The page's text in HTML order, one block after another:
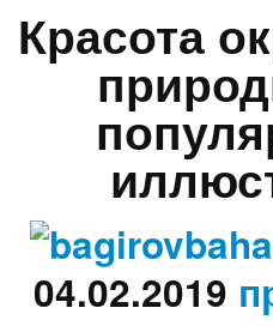
Красота
04.02.2019